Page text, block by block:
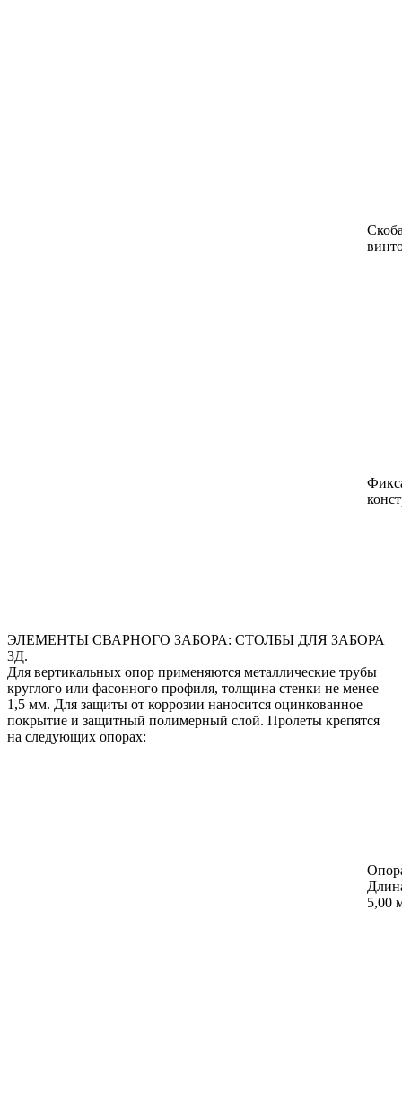
ЭЛЕМЕНТЫ СВАРНОГО ЗАБОРА: СТОЛБЫ ДЛЯ ЗАБОРА
3Д.
Для вертикальных опор применяются металлические трубы
круглого или фасонного профиля, толщина стенки не менее
1,5 мм. Для защиты от коррозии наносится оцинкованное
покрытие и защитный полимерный слой. Пролеты крепятся
на следующих опорах:
5,00